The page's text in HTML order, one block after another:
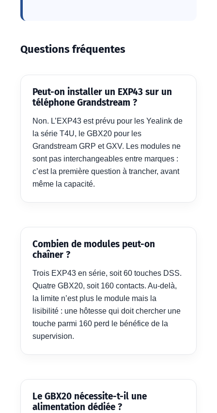
Questions fréquentes
Peut-on installer un EXP43 sur un
téléphone Grandstream ?
Non. L’EXP43 est prévu pour les Yealink de
la série T4U, le GBX20 pour les
Grandstream GRP et GXV. Les modules ne
sont pas interchangeables entre marques :
c’est la première question à trancher, avant
même la capacité.
Combien de modules peut-on
chaîner ?
Trois EXP43 en série, soit 60 touches DSS.
Quatre GBX20, soit 160 contacts. Au-delà,
la limite n’est plus le module mais la
lisibilité : une hôtesse qui doit chercher une
touche parmi 160 perd le bénéfice de la
supervision.
Le GBX20 nécessite-t-il une
alimentation dédiée ?